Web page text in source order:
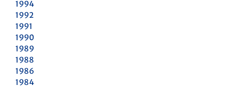
1994
1992
1991
1990
1989
1988
1986
1984